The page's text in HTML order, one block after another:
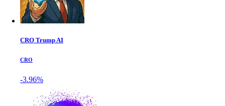
CRO Trump AI
CRO
-3.96%